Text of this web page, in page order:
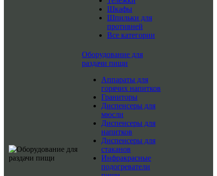
Шкафы
Шпильки для
противней
Все категории
Оборудование для
раздачи пищи
Аппараты для
горячих напитков
Граниторы
Диспенсеры для
мюсли
Диспенсеры для
напитков
Диспенсеры для
стаканов
Инфракрасные
подогреватели